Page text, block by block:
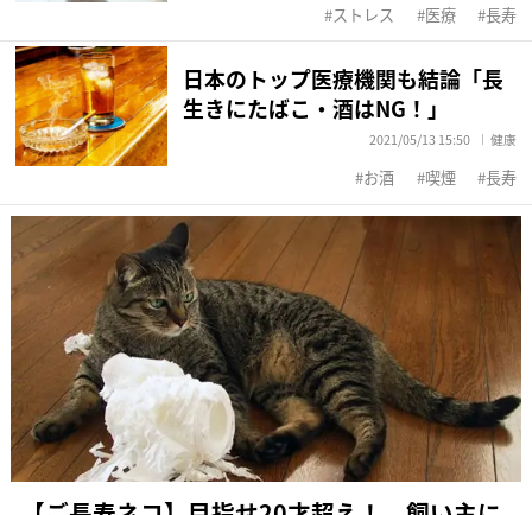
ストレス 医療 長寿
日本のトップ医療機関も結論「長
生きにたばこ・酒はNG！」
2021/05/13 15:50 健康
お酒 喫煙 長寿